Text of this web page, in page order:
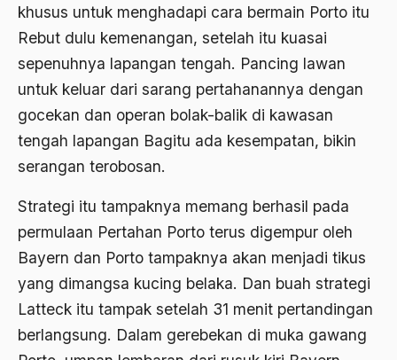
khusus untuk menghadapi cara bermain Porto itu
Rebut dulu kemenangan, setelah itu kuasai
sepenuhnya lapangan tengah. Pancing lawan
untuk keluar dari sarang pertahanannya dengan
gocekan dan operan bolak-balik di kawasan
tengah lapangan Bagitu ada kesempatan, bikin
serangan terobosan.
Strategi itu tampaknya memang berhasil pada
permulaan Pertahan Porto terus digempur oleh
Bayern dan Porto tampaknya akan menjadi tikus
yang dimangsa kucing belaka. Dan buah strategi
Latteck itu tampak setelah 31 menit pertandingan
berlangsung. Dalam gerebekan di muka gawang
1975
1973
1972
1971
Afrika utara
Agama & Negara
Agama Asli
Agama Asli Indonesia
Agama dan negaraa
Agama dan Pemerintah
Agama dan Politik
Agama dan Praktis